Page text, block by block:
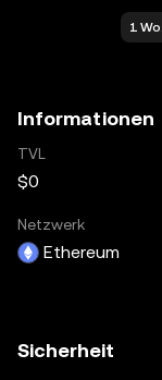
1 Wo.
Informationen
TVL
$0
Netzwerk
Ethereum
Sicherheit